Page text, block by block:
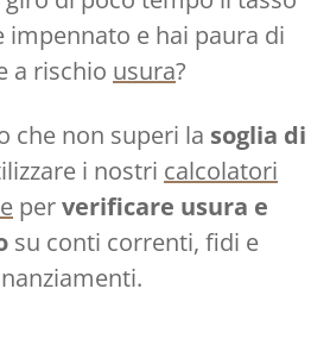
impennato e hai paura di
a rischio usura?
che non superi la soglia di
i nostri calcolatori
perverificare usura e
su conti correnti, fidi e